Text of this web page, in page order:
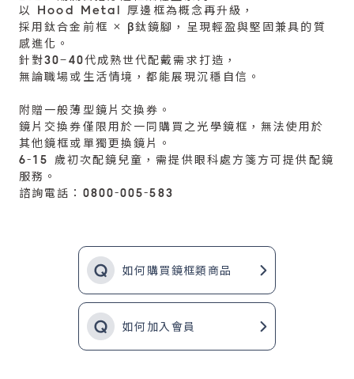
以 Hood Metal 厚邊框為概念再升級，
採用鈦合金前框 × β鈦鏡腳，呈現輕盈與堅固兼具的質
感進化。
針對30–40代成熟世代配戴需求打造，
無論職場或生活情境，都能展現沉穩自信。
附贈一般薄型鏡片交換券。
鏡片交換券僅限用於一同購買之光學鏡框，無法使用於
其他鏡框或單獨更換鏡片。
6-15 歲初次配鏡兒童，需提供眼科處方箋方可提供配鏡
服務。
諮詢電話：0800-005-583
如何購買鏡框類商品
如何加入會員